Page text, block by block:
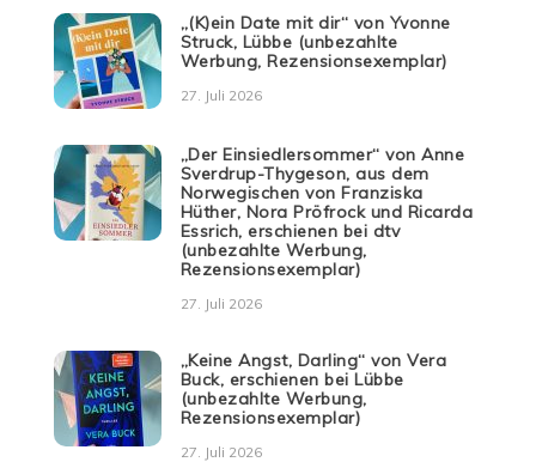
„(K)ein Date mit dir“ von Yvonne
Struck, Lübbe (unbezahlte
Werbung, Rezensionsexemplar)
27. Juli 2026
„Der Einsiedlersommer“ von Anne
Sverdrup-Thygeson, aus dem
Norwegischen von Franziska
Hüther, Nora Pröfrock und Ricarda
Essrich, erschienen bei dtv
(unbezahlte Werbung,
Rezensionsexemplar)
27. Juli 2026
„Keine Angst, Darling“ von Vera
Buck, erschienen bei Lübbe
(unbezahlte Werbung,
Rezensionsexemplar)
27. Juli 2026